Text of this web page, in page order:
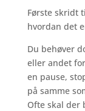
Første skridt
hvordan det
Du behøver
eller andet
en pause,
på samme
Ofte skal der